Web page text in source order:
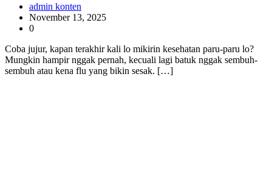
admin konten
November 13, 2025
0
Coba jujur, kapan terakhir kali lo mikirin kesehatan paru-paru lo?
Mungkin hampir nggak pernah, kecuali lagi batuk nggak sembuh-
sembuh atau kena flu yang bikin sesak. […]